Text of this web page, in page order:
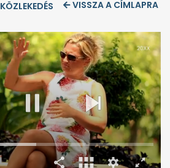
KÖZLEKEDÉS VISSZA A CÍMLAPRA